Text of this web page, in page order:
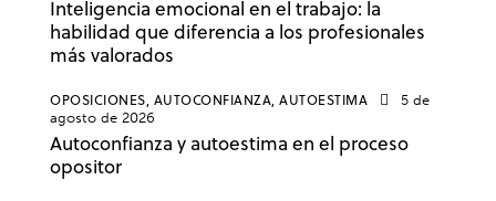
Inteligencia emocional en el trabajo: la
habilidad que diferencia a los profesionales
más valorados
OPOSICIONES, AUTOCONFIANZA, AUTOESTIMA
5 de
agosto de 2026
Autoconfianza y autoestima en el proceso
opositor